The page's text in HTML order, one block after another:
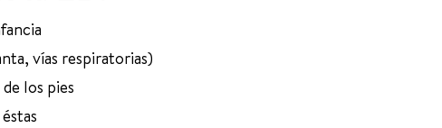
vías respiratorias)
los pies